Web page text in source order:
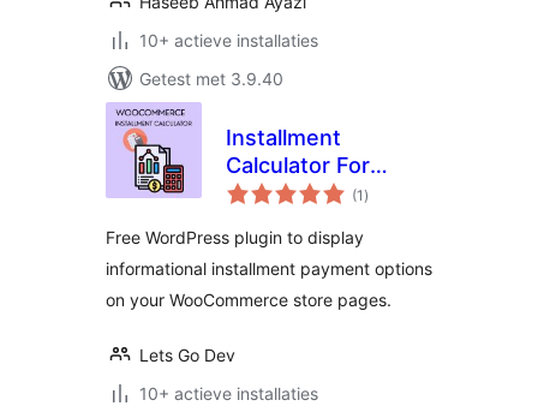
10+ actieve installaties
Getest met 3.9.40
Installment
Calculator For
WooCommerce
(1 totaal
waarderingen
)
Free WordPress plugin to display
informational installment payment options
on your WooCommerce store pages.
Lets Go Dev
10+ actieve installaties